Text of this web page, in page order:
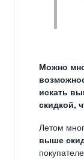
Можно
искать
скидкой,
Летом
выше